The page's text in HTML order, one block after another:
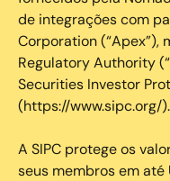
de integrações com
Corporation (“Apex”),
Regulatory Authority
Securities Investor
(https://www.sipc.org/).
A SIPC protege os
seus membros em